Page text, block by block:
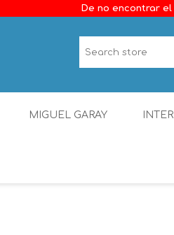
De no encontrar
MIGUEL GARAY INTER